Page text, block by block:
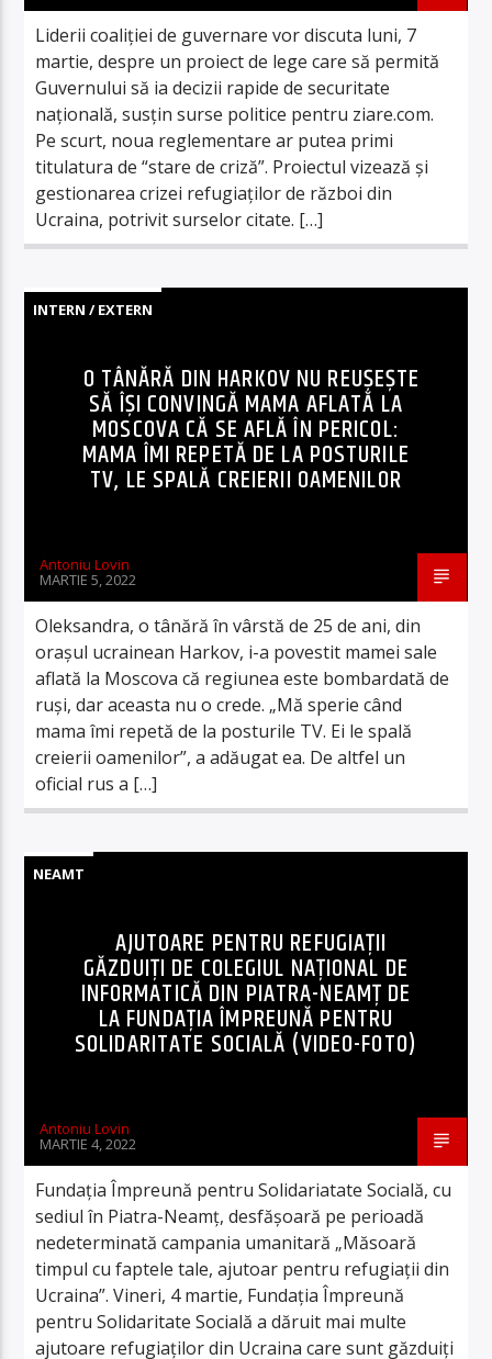
Liderii coaliției de guvernare vor discuta luni, 7
martie, despre un proiect de lege care să permită
Guvernului să ia decizii rapide de securitate
națională, susțin surse politice pentru ziare.com.
Pe scurt, noua reglementare ar putea primi
titulatura de “stare de criză”. Proiectul vizează și
gestionarea crizei refugiaților de război din
Ucraina, potrivit surselor citate. […]
INTERN / EXTERN
O TÂNĂRĂ DIN HARKOV NU REUŞEŞTE
SĂ ÎŞI CONVINGĂ MAMA AFLATĂ LA
MOSCOVA CĂ SE AFLĂ ÎN PERICOL:
MAMA ÎMI REPETĂ DE LA POSTURILE
TV, LE SPALĂ CREIERII OAMENILOR
Antoniu Lovin
MARTIE 5, 2022
Oleksandra, o tânără în vârstă de 25 de ani, din
oraşul ucrainean Harkov, i-a povestit mamei sale
aflată la Moscova că regiunea este bombardată de
ruşi, dar aceasta nu o crede. „Mă sperie când
mama îmi repetă de la posturile TV. Ei le spală
creierii oamenilor”, a adăugat ea. De altfel un
oficial rus a […]
NEAMT
AJUTOARE PENTRU REFUGIAȚII
GĂZDUIȚI DE COLEGIUL NAȚIONAL DE
INFORMATICĂ DIN PIATRA-NEAMȚ DE
LA FUNDAȚIA ÎMPREUNĂ PENTRU
SOLIDARITATE SOCIALĂ (VIDEO-FOTO)
Antoniu Lovin
MARTIE 4, 2022
Fundația Împreună pentru Solidariatate Socială, cu
sediul în Piatra-Neamț, desfășoară pe perioadă
nedeterminată campania umanitară „Măsoară
timpul cu faptele tale, ajutoar pentru refugiații din
Ucraina”. Vineri, 4 martie, Fundația Împreună
pentru Solidaritate Socială a dăruit mai multe
ajutoare refugiaților din Ucraina care sunt găzduiți